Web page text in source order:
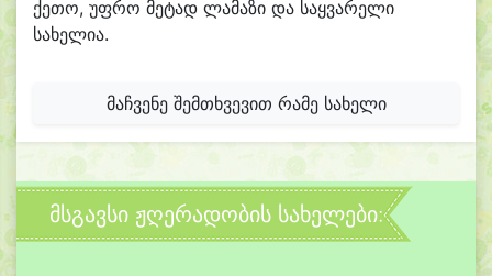
ქეთო, უფრო მეტად ლამაზი და საყვარელი
სახელია.
მაჩვენე შემთხვევით რამე სახელი
მსგავსი ჟღერადობის სახელები: